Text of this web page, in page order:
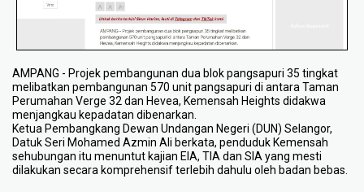
AMPANG - Projek pembangunan dua blok pangsapuri 35 tingkat
melibatkan pembangunan 570 unit pangsapuri di antara Taman
Perumahan Verge 32 dan Hevea, Kemensah Heights didakwa
menjangkau kepadatan dibenarkan.
Ketua Pembangkang Dewan Undangan Negeri (DUN) Selangor,
Datuk Seri Mohamed Azmin Ali berkata, penduduk Kemensah
sehubungan itu menuntut kajian EIA, TIA dan SIA yang mesti
dilakukan secara komprehensif terlebih dahulu oleh badan bebas.